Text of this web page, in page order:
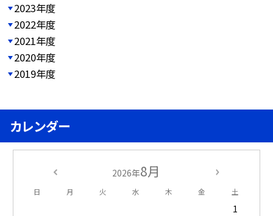
2023年度
2022年度
2021年度
2020年度
2019年度
カレンダー
2026年8月
日 月 火 水 木 金 土
1